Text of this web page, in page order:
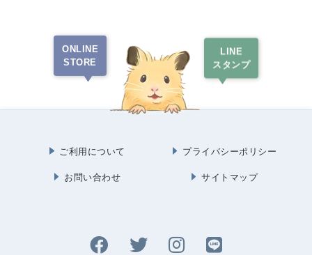
ONLINE
STORE
LINE
スタンプ
ご利用について プライバシーポリシー
お問い合わせ サイトマップ